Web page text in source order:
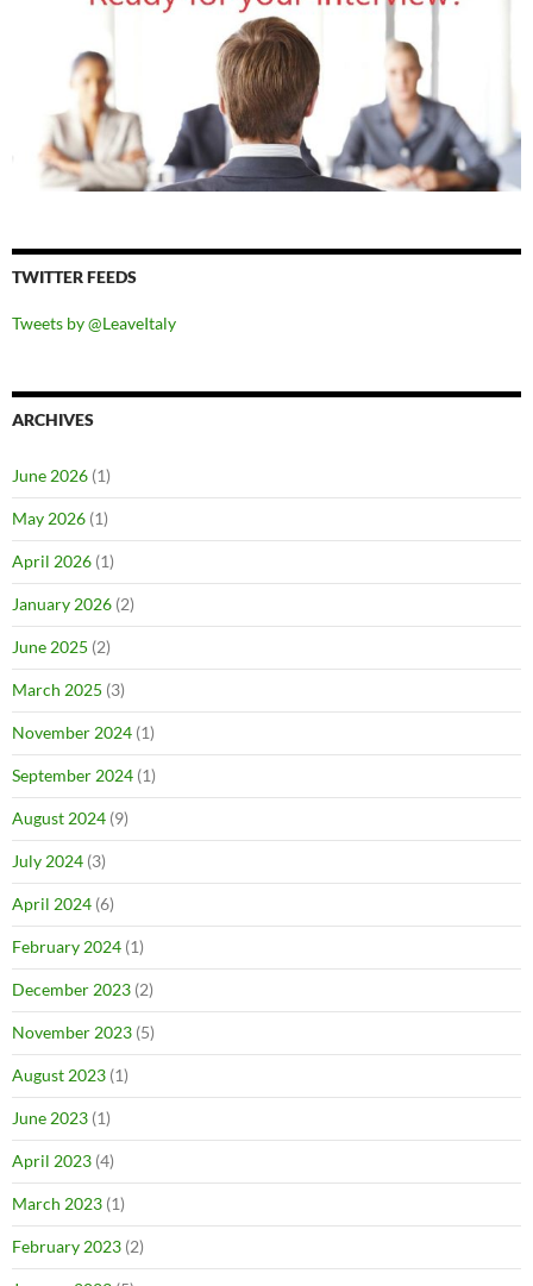
TWITTER FEEDS
Tweets by @LeaveItaly
ARCHIVES
June 2026 (1)
May 2026 (1)
April 2026 (1)
January 2026 (2)
June 2025 (2)
March 2025 (3)
November 2024 (1)
September 2024 (1)
August 2024 (9)
July 2024 (3)
April 2024 (6)
February 2024 (1)
December 2023 (2)
November 2023 (5)
August 2023 (1)
June 2023 (1)
April 2023 (4)
March 2023 (1)
February 2023 (2)